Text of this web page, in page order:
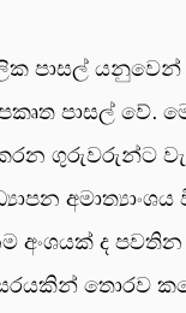
පාසල් යනුවෙන්
පාසල් වේ.
ගුරුවරුන්ට
අංශයක් ද
තොරව